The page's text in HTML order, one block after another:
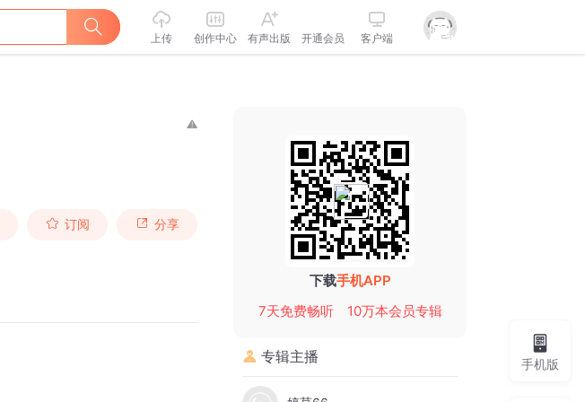
上传 创作中心 有声出版 开通会员 客户端
订阅 分享
下载手机APP
7天免费畅听
10万本会员专辑
专辑主播 手机版